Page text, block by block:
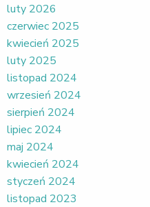
luty 2026
czerwiec 2025
kwiecień 2025
luty 2025
listopad 2024
wrzesień 2024
sierpień 2024
lipiec 2024
maj 2024
kwiecień 2024
styczeń 2024
listopad 2023